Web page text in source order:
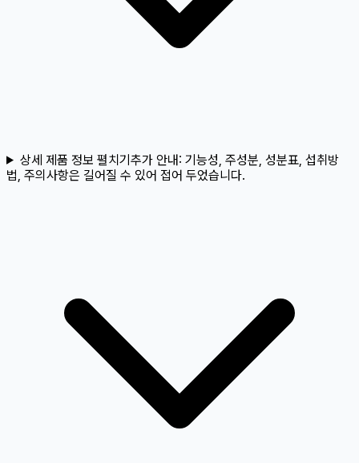
상세 제품 정보 펼치기추가 안내: 기능성, 주성분, 성분표, 섭취방
법, 주의사항은 길어질 수 있어 접어 두었습니다.